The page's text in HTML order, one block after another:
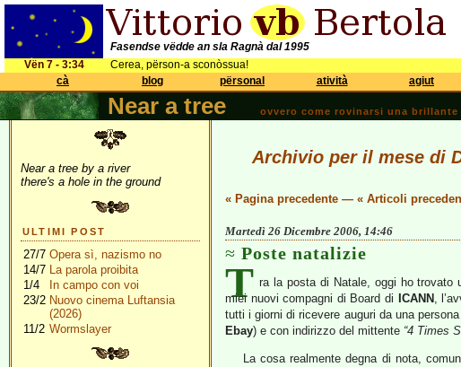
Fasendse vëdde an sla Ragnà dal 1995
Vën 7 - 3:34
Cerea, përson-a sconòssua!
cà
blog përsonal atività agiut
Near a tree ovvero come rovinarsi una
Near a tree by a river
there's a hole in the ground
ULTIMI POST
27/7 Opera sì, nazismo no
14/7 La parola proibita
1/4
In campo con voi
23/2 Nuovo cinema Luftansia
(2026)
11/2 Wormslayer
Archivio per il mese di
« Pagina precedente — « Articoli
Martedì 26 Dicembre 2006, 14:46
Poste natalizie
T ra la posta di Natale, oggi ho trovato
miei nuovi compagni di Board di
ICANN ,
tutti i giorni di ricevere auguri da una
Ebay) e con indirizzo del mittente “4 Times
La cosa realmente degna di nota,